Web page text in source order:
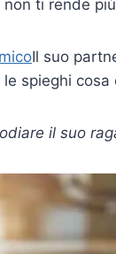
non ti rende
Il suo
spieghi
il suo